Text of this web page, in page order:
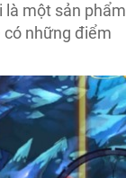
là một sản phẩm
có những điểm